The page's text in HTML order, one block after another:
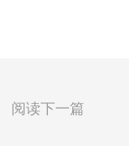
阅读下一篇